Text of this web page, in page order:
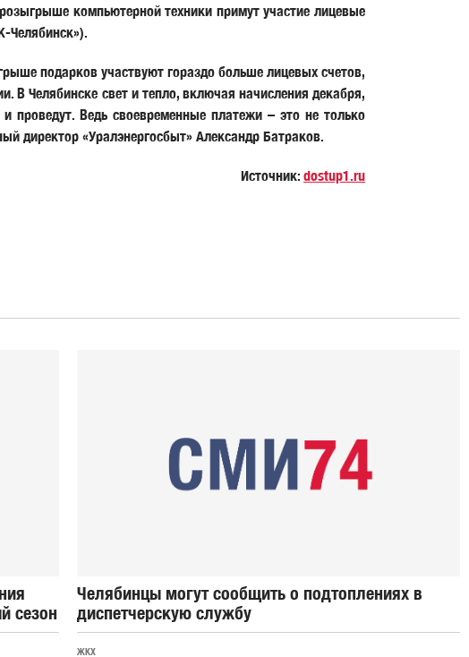
компьютерной техники примут участие лицевые
Челябинск»).
подарков участвуют гораздо больше лицевых счетов,
В Челябинске свет и тепло, включая начисления декабря,
Ведь своевременные платежи – это не только
директор «Уралэнергосбыт» Александр Батраков.
Источник: dostup1.ru
сезон
Челябинцы могут сообщить о подтоплениях в
диспетчерскую службу
ЖКХ